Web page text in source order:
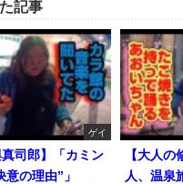
記事
ゲイ
真司郎】「カミン
意の理由”」
【大人
人、温泉